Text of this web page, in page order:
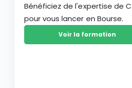
Bénéficiez de l'expertise de
pour vous lancer en Bourse.
Voir la formation